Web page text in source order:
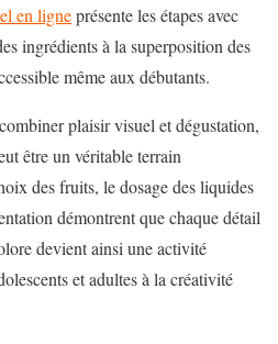
en ligneprésente les étapes avec
ingrédients à la superposition des
même aux débutants.
plaisir visuel et dégustation,
être un véritable terrain
des fruits, le dosage des liquides
démontrent que chaque détail
devient ainsi une activité
et adultes à la créativité